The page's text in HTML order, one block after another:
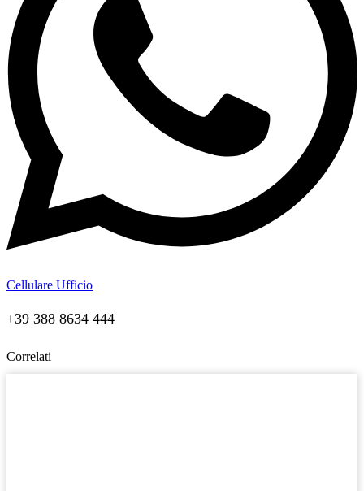
Cellulare Ufficio
+39 388 8634 444
Correlati